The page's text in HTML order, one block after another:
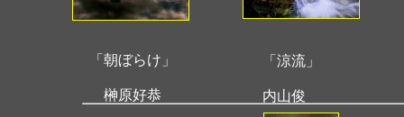
「朝ぼらけ」
榊原好恭
「涼流」
内山俊